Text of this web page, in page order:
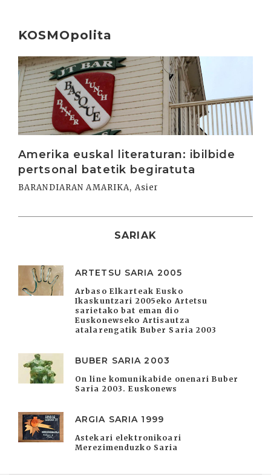
KOSMOpolita
Amerika euskal literaturan: ibilbide
pertsonal batetik begiratuta
BARANDIARAN AMARIKA, Asier
Irakurri
SARIAK
ARTETSU SARIA 2005
Arbaso Elkarteak Eusko
Ikaskuntzari 2005eko Artetsu
sarietako bat eman dio
Euskonewseko Artisautza
atalarengatik Buber Saria 2003
BUBER SARIA 2003
On line komunikabide onenari Buber
Saria 2003. Euskonews
ARGIA SARIA 1999
Astekari elektronikoari
Merezimenduzko Saria